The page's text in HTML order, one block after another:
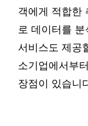
객에게 적합한
로 데이터를
서비스도 제공
소기업에서부
장점이 있습니